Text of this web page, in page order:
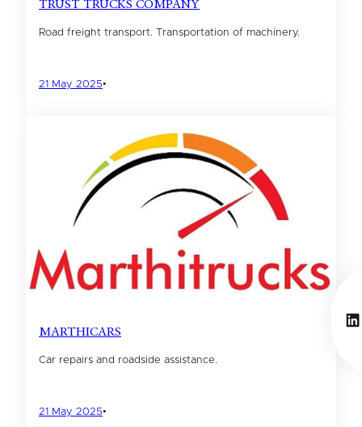
TRUST TRUCKS COMPANY
Road freight transport. Transportation of machinery.
21 May 2025•
MARTHICARS
Car repairs and roadside assistance.
21 May 2025•